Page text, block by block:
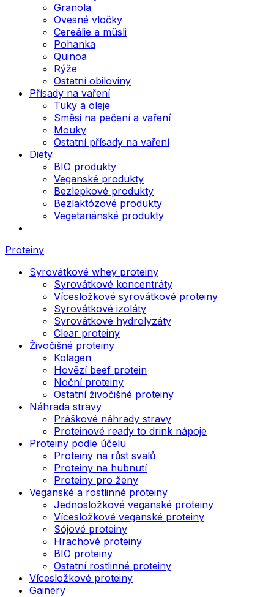
Granola
Ovesné vločky
Cereálie a müsli
Pohanka
Quinoa
Rýže
Ostatní obiloviny
Přísady na vaření
Tuky a oleje
Směsi na pečení a vaření
Mouky
Ostatní přísady na vaření
Diety
BIO produkty
Veganské produkty
Bezlepkové produkty
Bezlaktózové produkty
Vegetariánské produkty
Proteiny
Syrovátkové whey proteiny
Syrovátkové koncentráty
Vícesložkové syrovátkové proteiny
Syrovátkové izoláty
Syrovátkové hydrolyzáty
Clear proteiny
Živočišné proteiny
Kolagen
Hovězí beef protein
Noční proteiny
Ostatní živočišné proteiny
Náhrada stravy
Práškové náhrady stravy
Proteinové ready to drink nápoje
Proteiny podle účelu
Proteiny na růst svalů
Proteiny na hubnutí
Proteiny pro ženy
Veganské a rostlinné proteiny
Jednosložkové veganské proteiny
Vícesložkové veganské proteiny
Sójové proteiny
Hrachové proteiny
BIO proteiny
Ostatní rostlinné proteiny
Vícesložkové proteiny
Gainery